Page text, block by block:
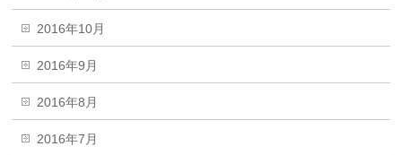
2016年10月
2016年9月
2016年8月
2016年7月